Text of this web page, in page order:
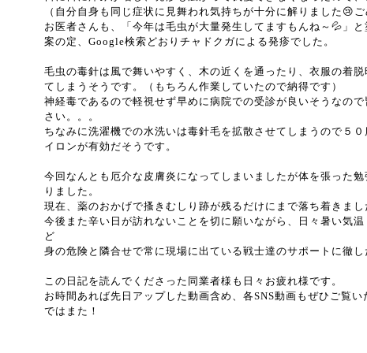
（自分自身も同じ症状に見舞われ気持ちが十分に解りました😢ご
お医者さんも、「今年は毛虫が大量発生してますもんね～💦」と
案の定、Google検索どおりチャドクガによる発疹でした。
毛虫の毒針は風で舞いやすく、木の近くを通ったり、衣服の着
てしまうそうです。（もちろん作業していたので納得です）
神経毒であるので軽視せず早めに病院での受診が良いそうなの
さい。。。
ちなみに洗濯機での水洗いは毒針毛を拡散させてしまうので５
イロンが有効だそうです。
今回なんとも厄介な皮膚炎になってしまいましたが体を張った
りました。
現在、薬のおかげで搔きむしり跡が残るだけにまで落ち着きまし
今後また辛い日が訪れないことを切に願いながら、日々暑い気
ど
身の危険と隣合せで常に現場に出ている戦士達のサポートに徹
この日記を読んでくださった同業者様も日々お疲れ様です。
お時間あれば先日アップした動画含め、各SNS動画もぜひご覧い
ではまた！